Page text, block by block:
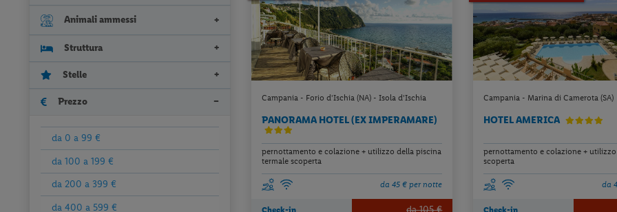
Animali ammessi
Struttura
Stelle
Prezzo
da 0 a 99 €
da 100 a 199 €
da 200 a 399 €
da 400 a 599 €
Campania - Forio d'Ischia (NA) - Isola d'Ischia
PANORAMA HOTEL (EX IMPERAMARE)
pernottamento e colazione + utilizzo della piscina
termale scoperta
da 45 € per notte
Check-in
Campania - Marina di Camerota (SA)
HOTEL AMERICA
pernottamento e colazione +
scoperta
da
Check-in